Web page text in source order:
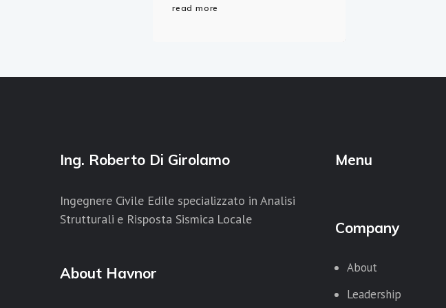
read more
Ing. Roberto Di Girolamo
Ingegnere Civile Edile specializzato in Analisi
Strutturali e Risposta Sismica Locale
About Havnor
Menu
Company
About
Leadership